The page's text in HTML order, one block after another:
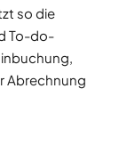
so die
To-do-
Abrechnung